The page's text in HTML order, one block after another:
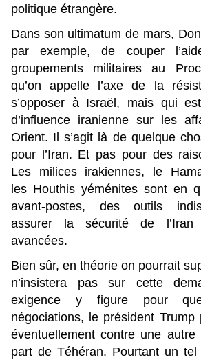
politique étrangère.
Dans son ultimatum de mars,
par exemple, de couper
groupements militaires au
qu’on appelle l’axe de la
s’opposer à Israël, mais qui
d’influence iranienne sur les
Orient. Il s’agit là de quelque
pour l’Iran. Et pas pour des
Les milices irakiennes, le
les Houthis yéménites sont en
avant-postes, des outils
assurer la sécurité de
avancées.
Bien sûr, en théorie on pourrait
n’insistera pas sur cette
exigence y figure pour
négociations, le président Trump
éventuellement contre une
part de Téhéran. Pourtant un